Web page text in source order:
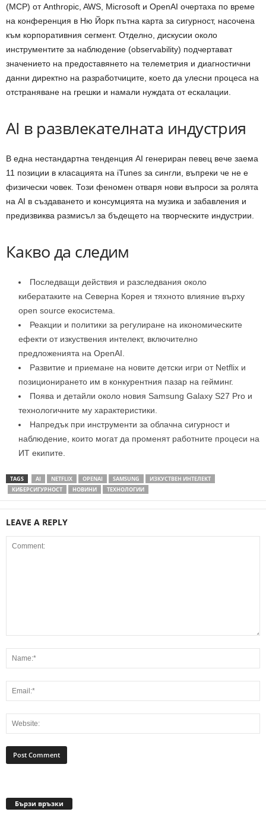
(MCP) от Anthropic, AWS, Microsoft и OpenAI очертаха по време
на конференция в Ню Йорк пътна карта за сигурност, насочена
към корпоративния сегмент. Отделно, дискусии около
инструментите за наблюдение (observability) подчертават
значението на предоставянето на телеметрия и диагностични
данни директно на разработчиците, което да улесни процеса на
отстраняване на грешки и намали нуждата от ескалации.
AI в развлекателната индустрия
В една нестандартна тенденция AI генериран певец вече заема
11 позиции в класацията на iTunes за сингли, въпреки че не е
физически човек. Този феномен отваря нови въпроси за ролята
на AI в създаването и консумцията на музика и забавления и
предизвиква размисъл за бъдещето на творческите индустрии.
Какво да следим
Последващи действия и разследвания около
кибератаките на Северна Корея и тяхното влияние върху
open source екосистема.
Реакции и политики за регулиране на икономическите
ефекти от изкуствения интелект, включително
предложенията на OpenAI.
Развитие и приемане на новите детски игри от Netflix и
позиционирането им в конкурентния пазар на гейминг.
Поява и детайли около новия Samsung Galaxy S27 Pro и
технологичните му характеристики.
Напредък при инструменти за облачна сигурност и
наблюдение, които могат да променят работните процеси на
ИТ екипите.
TAGS AI NETFLIX OPENAI SAMSUNG
ИЗКУСТВЕН ИНТЕЛЕКТ
КИБЕРСИГУРНОСТ
НОВИНИ ТЕХНОЛОГИИ
LEAVE A REPLY
Бързи връзки